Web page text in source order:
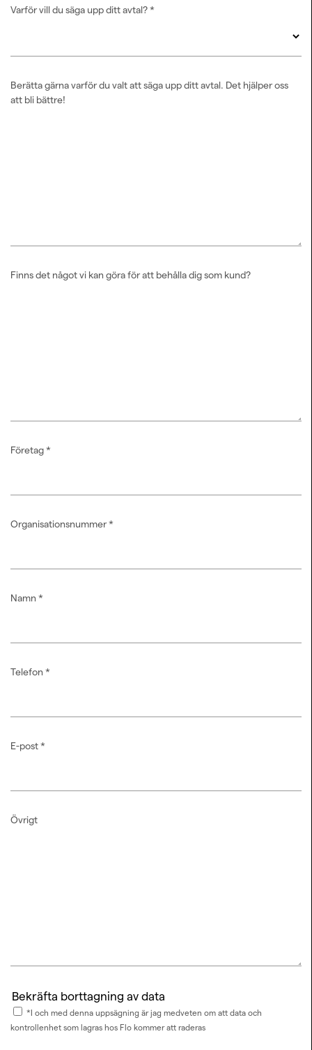
Varför vill du säga upp ditt avtal?*
Berätta gärna varför du valt att säga upp ditt avtal. Det hjälper oss
att bli bättre!
Finns det något vi kan göra för att behålla dig som kund?
Företag*
Organisationsnummer*
Namn *
Telefon *
E-post*
Övrigt
Bekräfta borttagning av data
*I och med denna uppsägning är jag medveten om att data och
kontrollenhet som lagras hos Flo kommer att raderas